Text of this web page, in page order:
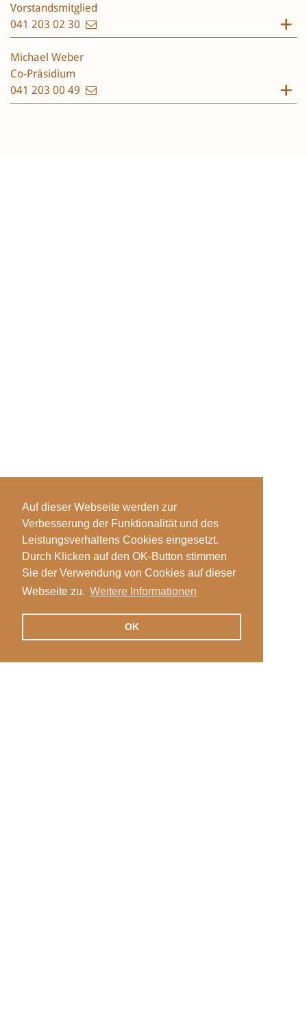
Auf dieser Webseite werden zur
Verbesserung der Funktionalität und des
Leistungsverhaltens Cookies eingesetzt.
Durch Klicken auf den OK-Button stimmen
Sie der Verwendung von Cookies auf dieser
Webseite zu. Weitere Informationen
OK
Vorstandsmitglied
041 203 02 30
Michael Weber
Co-Präsidium
041 203 00 49